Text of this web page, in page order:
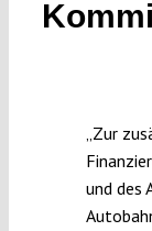
„Zur
und des